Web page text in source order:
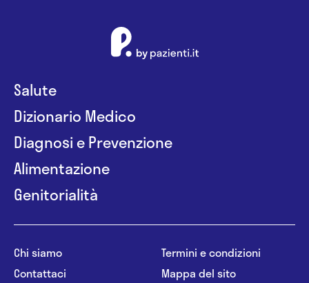
Salute
Dizionario Medico
Diagnosi e Prevenzione
Alimentazione
Genitorialità
Chi siamo
Contattaci
Termini e condizioni
Mappa del sito